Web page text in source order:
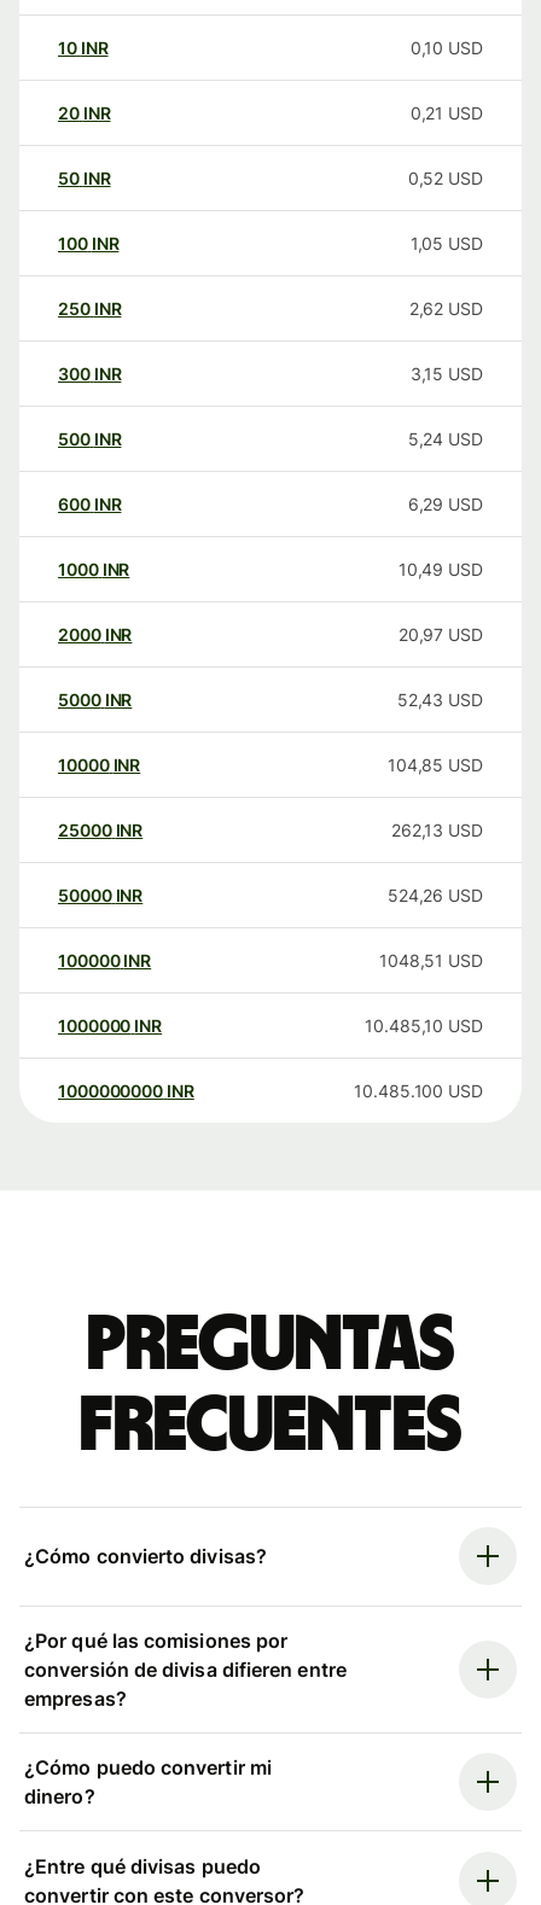
10 INR 0,10 USD
20 INR 0,21 USD
50 INR 0,52 USD
100 INR 1,05 USD
250 INR 2,62 USD
300 INR 3,15 USD
500 INR 5,24 USD
600 INR 6,29 USD
1000 INR 10,49 USD
2000 INR 20,97 USD
5000 INR 52,43 USD
10000 INR 104,85 USD
25000 INR 262,13 USD
50000 INR 524,26 USD
100000 INR 1048,51 USD
1000000 INR 10.485,10 USD
1000000000 INR 10.485.100 USD
Preguntas
frecuentes
¿Cómo convierto divisas?
¿Por qué las comisiones por
conversión de divisa difieren entre
empresas?
¿Cómo puedo convertir mi
dinero?
¿Entre qué divisas puedo
convertir con este conversor?